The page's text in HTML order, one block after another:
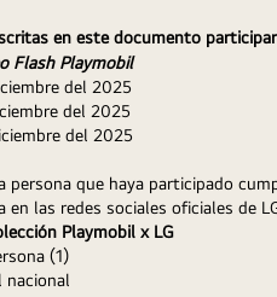
en este documento
Flash Playmobil
del 2025
del 2025
diciembre del 2025
persona que haya participado
Playmobil x LG
(1)
nacional